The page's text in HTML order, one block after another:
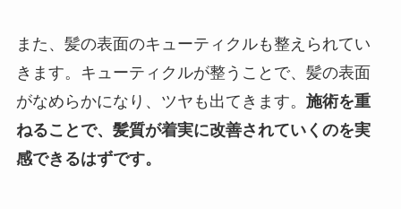
また、髪の表面のキューティクルも整えられてい
きます。キューティクルが整うことで、髪の表面
がなめらかになり、ツヤも出てきます。 施術を重
ねることで、髪質が着実に改善されていくのを実
感できるはずです。